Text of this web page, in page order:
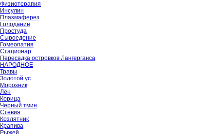
Физиотерапия
Инсулин
Плазмаферез
Голодание
Простуда
Сыроедение
Гомеопатия
Стационар
Пересадка островков Лангерганса
НАРОДНОЕ
Травы
Золотой ус
Морозник
Лён
Корица
Черный тмин
Стевия
Козлятник
Крапива
Рыжей